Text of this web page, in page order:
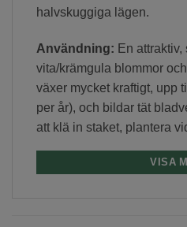
halvskuggiga lägen.
Användning: En
vita/krämgula blommor
växer mycket kraftigt, upp
per år), och bildar tät
att klä in staket, plantera
krukor. En intressantVISA